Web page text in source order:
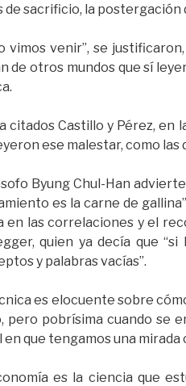
de sacrificio, la
vimos venir”, se
de otros mundos que sí
citados Castillo y Pérez, en
ese malestar, como las
Byung Chul-Han
es la carne de
en las correlaciones y el
quien ya decía que
y palabras vacías”.
es elocuente sobre
pero pobrísima cuando se
en que tengamos una
es la ciencia que